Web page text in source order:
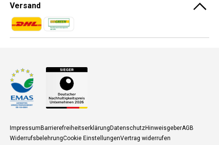
Versand
Zahlungsmethoden
Zahlungsmethoden
ImpressumBarrierefreiheitserklärungDatenschutzHinweisgeberAGB
WiderrufsbelehrungCookie EinstellungenVertrag widerrufen